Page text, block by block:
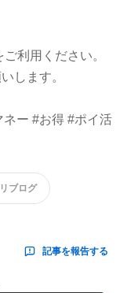
利用ください。
します。
ー #お得 #ポイ活
リブログ
記事を報告する